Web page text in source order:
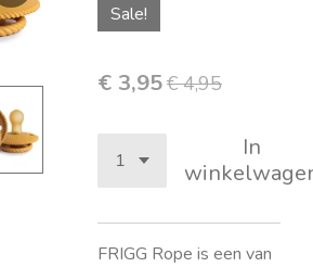
Sale!
€ 3,95€ 4,95
In
FRIGG Rope is een van